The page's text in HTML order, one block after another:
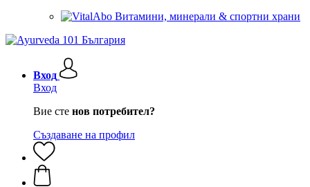
Витамини, минерали & спортни храни
Вход
Вход
Вие сте нов потребител?
Създаване на профил